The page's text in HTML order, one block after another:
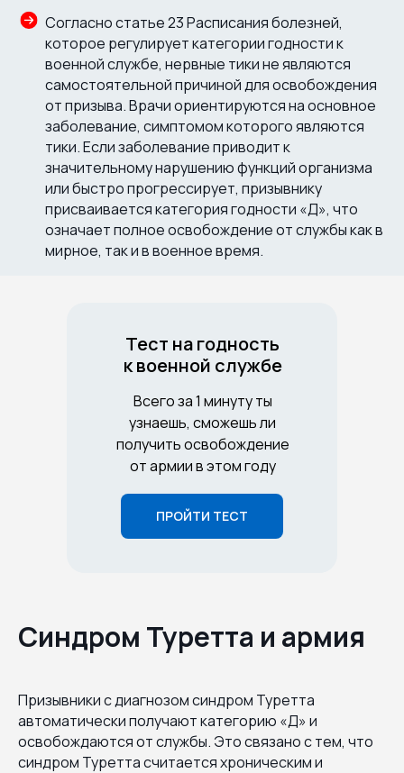
Согласно статье 23 Расписания болезней,
которое регулирует категории годности к
военной службе, нервные тики не являются
самостоятельной причиной для освобождения
от призыва. Врачи ориентируются на основное
заболевание, симптомом которого являются
тики. Если заболевание приводит к
значительному нарушению функций организма
или быстро прогрессирует, призывнику
присваивается категория годности «Д», что
означает полное освобождение от службы как в
мирное, так и в военное время.
ПРОЙТИ ТЕСТ
Тест на годность
к военной службе
Всего за 1 минуту ты
узнаешь, сможешь ли
получить освобождение
от армии в этом году
Синдром Туретта и армия
Призывники с диагнозом синдром Туретта
автоматически получают категорию «Д» и
освобождаются от службы. Это связано с тем, что
синдром Туретта считается хроническим и